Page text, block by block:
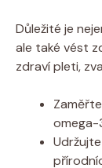
Důležité je
ale také ⁤vést
zdraví pleti,
omega-
Udržujte